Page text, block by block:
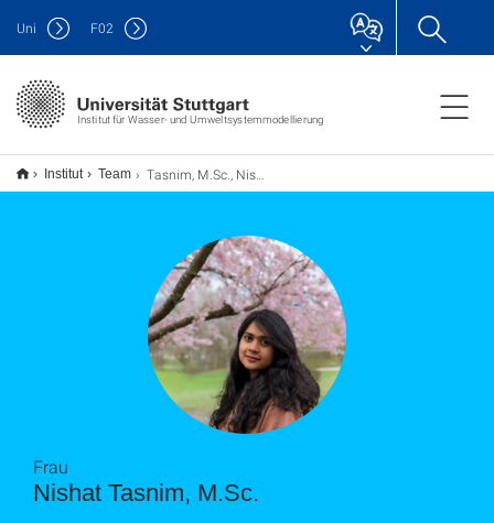
Institut für Wasser- und Umweltsystemmodellierung
Uni F02
Institut Team Tasnim, M.Sc., Nishat
Nishat Tasnim, M.Sc.
Frau